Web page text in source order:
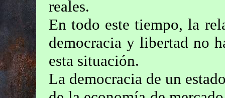
reales.
En todo este tiempo, la
democracia y libertad no
esta situación.
La democracia de un